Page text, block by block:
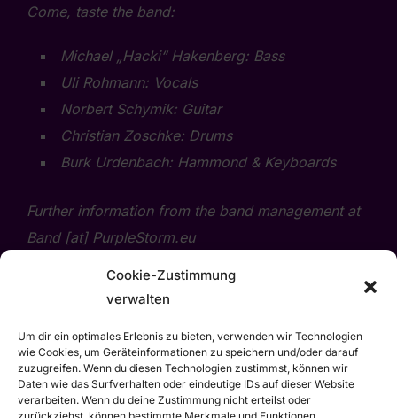
Cookie-Zustimmung
verwalten
Um dir ein optimales Erlebnis zu bieten, verwenden wir Technologien
wie Cookies, um Geräteinformationen zu speichern und/oder darauf
zuzugreifen. Wenn du diesen Technologien zustimmst, können wir
Daten wie das Surfverhalten oder eindeutige IDs auf dieser Website
verarbeiten. Wenn du deine Zustimmung nicht erteilst oder
Come, taste the band:
Michael „Hacki“ Hakenberg: Bass
Uli Rohmann: Vocals
Norbert Schymik: Guitar
Christian Zoschke: Drums
Burk Urdenbach: Hammond & Keyboards
Further information from the band management at
Band [at] PurpleStorm.eu
Kontakt
Impressum
Datenschutz
Widerrufsbelehrung
Cookie-Richtlinie (EU)